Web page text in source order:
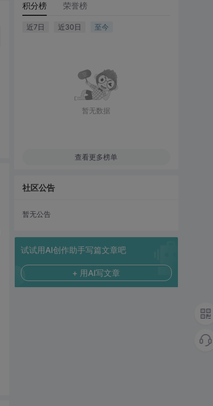
积分榜 荣誉榜
近7日 近30日 至今
暂无数据
查看更多榜单
社区公告
暂无公告
试试用AI创作助手写篇文章吧
+ 用AI写文章